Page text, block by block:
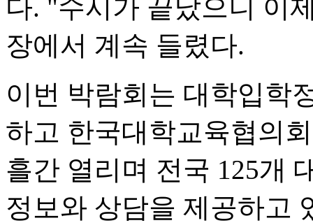
다. "수시가 끝났으니 이
장에서 계속 들렸다.
이번 박람회는 대학입학
하고 한국대학교육협의
흘간 열리며 전국 125개
정보와 상담을 제공하고